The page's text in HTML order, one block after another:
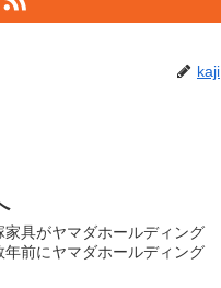
kaji
具がヤマダホールディング
前にヤマダホールディング